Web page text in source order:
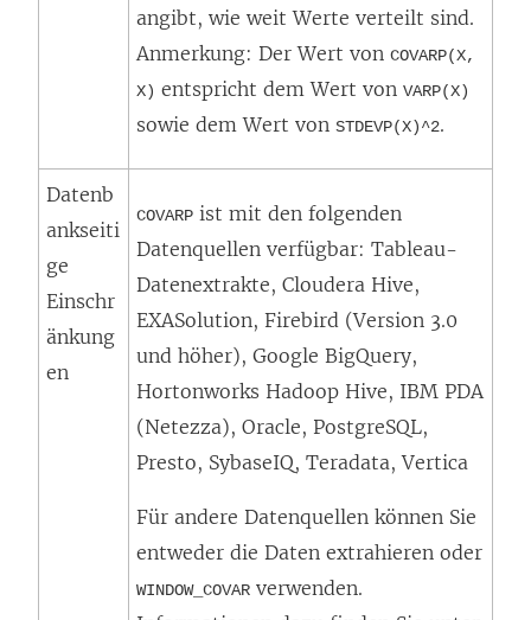
angibt, wie weit Werte verteilt sind.
Anmerkung: Der Wert von COVARP(X,
X) entspricht dem Wert von VARP(X)
sowie dem Wert von STDEVP(X)^2.
Datenb
ankseiti
ge
Einschr
änkung
en
COVARP ist mit den folgenden
Datenquellen verfügbar: Tableau-
Datenextrakte, Cloudera Hive,
EXASolution, Firebird (Version 3.0
und höher), Google BigQuery,
Hortonworks Hadoop Hive, IBM PDA
(Netezza), Oracle, PostgreSQL,
Presto, SybaseIQ, Teradata, Vertica
Für andere Datenquellen können Sie
entweder die Daten extrahieren oder
WINDOW_COVAR verwenden.